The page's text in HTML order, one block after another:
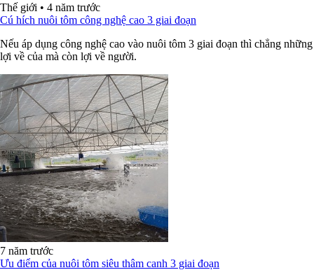
Thế giới • 4 năm trước
Cú hích nuôi tôm công nghệ cao 3 giai đoạn
Nếu áp dụng công nghệ cao vào nuôi tôm 3 giai đoạn thì chẳng những
lợi về của mà còn lợi về người.
7 năm trước
Ưu điểm của nuôi tôm siêu thâm canh 3 giai đoạn